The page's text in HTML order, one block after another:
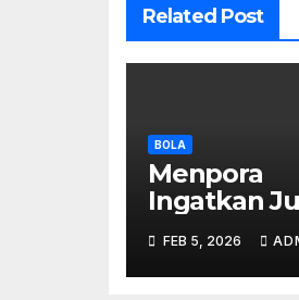
Related Post
BOLA
Menpora
Ingatkan
Piala
12 dan U-15
Terus
FEB 5, 2026